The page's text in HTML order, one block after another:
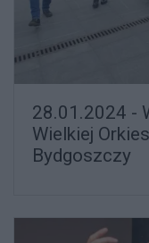
28.01.2024 -
Wielkiej
Bydgoszczy